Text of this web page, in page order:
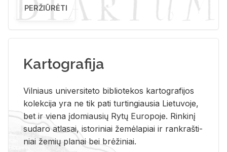
PERŽIŪRĖTI
Kartografija
Vil­niaus uni­ver­si­te­to bi­b­lio­te­kos kar­to­gra­fi­jos
ko­lek­ci­ja yra ne tik pati tur­tin­giau­sia Lie­tu­vo­je,
bet ir vie­na įdo­miau­sių Rytų Eu­ro­po­je. Rin­ki­nį
su­da­ro at­la­sai, is­to­ri­niai že­mė­la­piai ir rank­raš­ti­
niai že­mių pla­nai bei brė­ži­niai.